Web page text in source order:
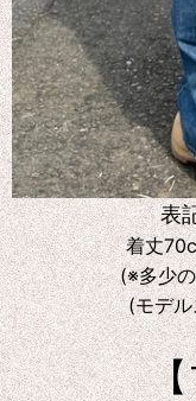
表
着丈
(※多少
(モデ